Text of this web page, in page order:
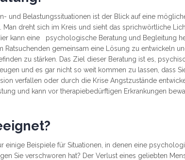
und Belastungssituationen ist der Blick auf eine
Man dreht sich im Kreis und sieht das sprichwörtliche
kann eine psychologische Beratung und Begleitung
Ratsuchenden gemeinsam eine Lösung zu entwickeln
zu stärken. Das Ziel dieser Beratung ist es,
und es gar nicht so weit kommen zu lassen, dass
verfallen oder durch die Krise
und kann vor therapiebedürftigen Erkrankungen
Beispiele für Situationen, in denen eine
Sie verschworen hat? Der Verlust eines geliebten